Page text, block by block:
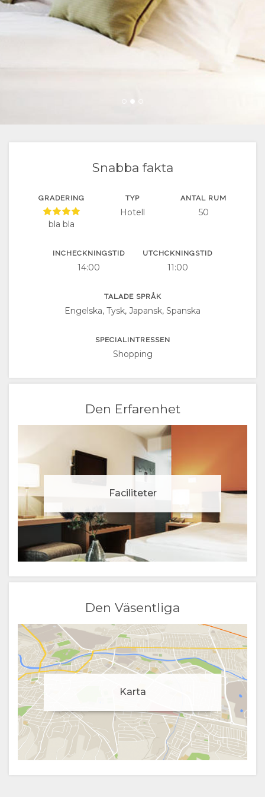
VÄGBESKRIVNING
ÄNDRA
NORWEGIAN
Snabba fakta
GRADERING
bla bla
TYP
Hotell
ANTAL RUM
50
INCHECKNINGSTID
14:00
UTCHCKNINGSTID
11:00
TALADE SPRÅK
Engelska, Tysk, Japansk, Spanska
SPECIALINTRESSEN
Shopping
Den Erfarenhet
Faciliteter
Den Väsentliga
Karta